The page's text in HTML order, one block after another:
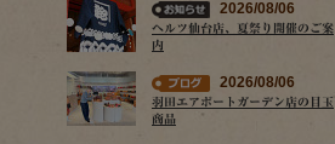
2026/08/06
ヘルツ仙台店、夏祭り開催のご案
内
2026/08/06
羽田エアポートガーデン店の目玉
商品